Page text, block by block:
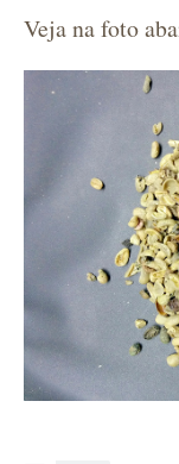
Veja na foto